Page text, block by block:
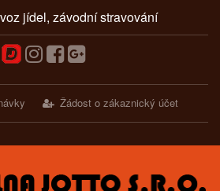
jídel, závodní stravování
Žádost o zákaznický účet